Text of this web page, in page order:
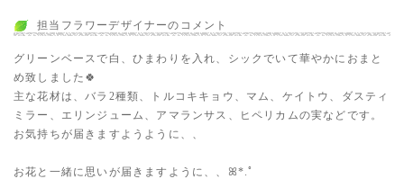
担当フラワーデザイナーのコメント
グリーンベースで白、ひまわりを入れ、シックでいて華やかにおまと
め致しました🍀
主な花材は、バラ2種類、トルコキキョウ、マム、ケイトウ、ダスティ
ミラー、エリンジューム、アマランサス、ヒペリカムの実などです。
お気持ちが届きますようように、、
お花と一緒に思いが届きますように、、ꕤ*.ﾟ